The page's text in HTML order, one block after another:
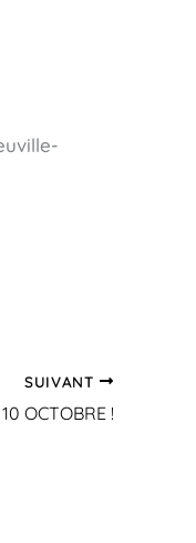
SUIVANT
OCTOBRE !